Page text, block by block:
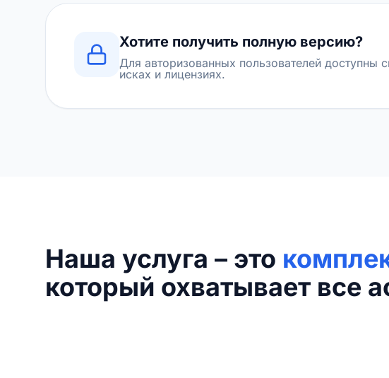
Хотите получить полную версию?
Для авторизованных пользователей доступны
исках и лицензиях.
Наша услуга – это
который охватывает все